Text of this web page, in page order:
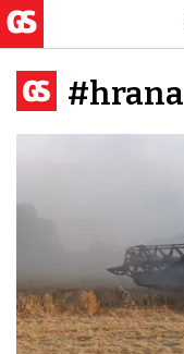
#hrana